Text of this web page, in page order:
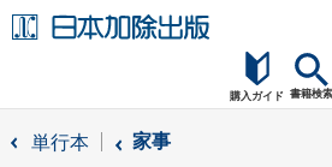
購入ガイド
購入ガイド
書籍検索
単行本 家事